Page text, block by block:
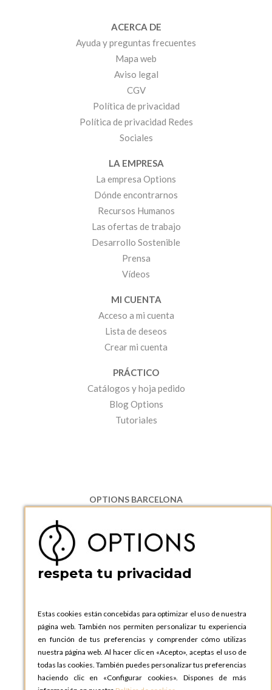
ACERCA DE
Ayuda y preguntas frecuentes
Mapa web
Aviso legal
CGV
Política de privacidad
Política de privacidad Redes
Sociales
LA EMPRESA
La empresa Options
Dónde encontrarnos
Recursos Humanos
Las ofertas de trabajo
Desarrollo Sostenible
Prensa
Vídeos
MI CUENTA
Acceso a mi cuenta
Lista de deseos
Crear mi cuenta
PRÁCTICO
Catálogos y hoja pedido
Blog Options
Tutoriales
OPTIONS BARCELONA
08130 Santa Perpetua de Moguda, Barcelona
ESPAñA
Teléfono:
+34 935 724 041
OPTIONS BARCELONA SHOWROOM
ESPAñA
Teléfono:+34 935 724 041
OPTIONS MADRID
C. Lucio Emilio Cándido, 6,
28803 Alcalá de Henares, Madrid
respeta tu privacidad
Estas cookies están concebidas para optimizar el uso de nuestra
página web. También nos permiten personalizar tu experiencia
en función de tus preferencias y comprender cómo utilizas
nuestra página web. Al hacer clic en «Acepto», aceptas el uso de
todas las cookies. También puedes personalizar tus preferencias
haciendo clic en «Configurar cookies». Dispones de más